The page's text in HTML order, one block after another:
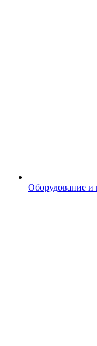
Оборудование и